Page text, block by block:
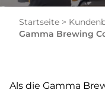
Startseite >
Gamma Brewing
Als die Gamma